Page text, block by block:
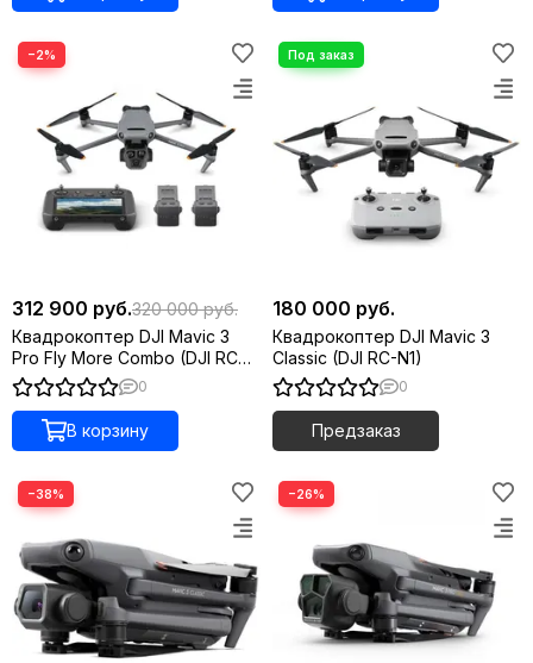
−2%
312 900 руб.320 000 руб.
Квадрокоптер DJI Mavic 3
Pro Fly More Combo (DJI RC
Pro)
0
В корзину
180 000 руб.
Квадрокоптер DJI Mavic 3
Classic (DJI RC-N1)
0
Предзаказ
−38% −26%